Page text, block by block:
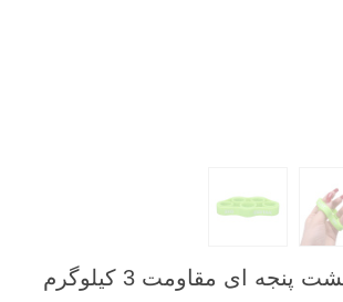
کش تقویت انگشت پنجه ای مقاومت 3 کیلوگرم